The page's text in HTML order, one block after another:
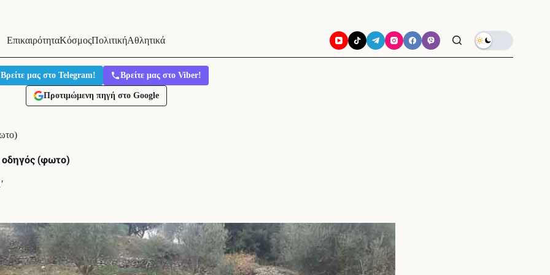
ΕπικαιρότηταΚόσμοςΠολιτικήΑθλητικά
Βρείτε μας στο Telegram! Βρείτε μας στο Viber!
Προτιμώμενη πηγή στο Google
οδηγός (φωτο)